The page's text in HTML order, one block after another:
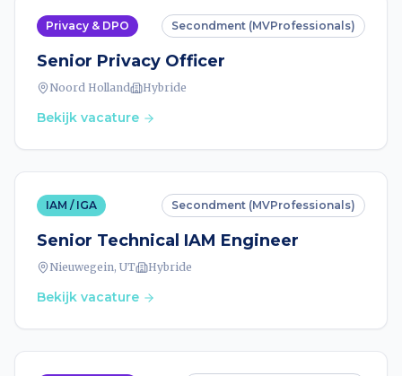
Privacy & DPO Secondment (MVProfessionals)
Senior Privacy Officer
Noord Holland Hybride
Bekijk vacature
IAM / IGA Secondment (MVProfessionals)
Senior Technical IAM Engineer
Nieuwegein, UT Hybride
Bekijk vacature